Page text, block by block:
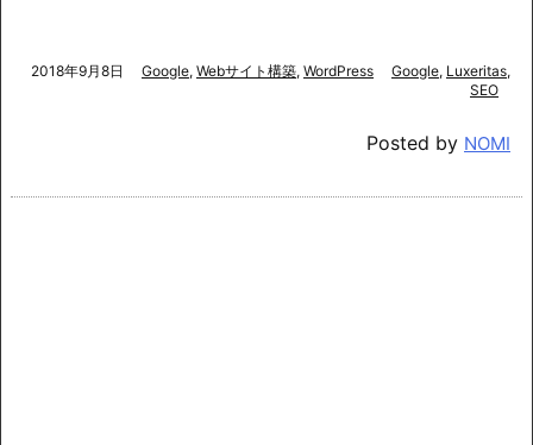
2018年9月8日 Google, Webサイト構築, WordPress Google, Luxeritas,
SEO
Posted by NOMI